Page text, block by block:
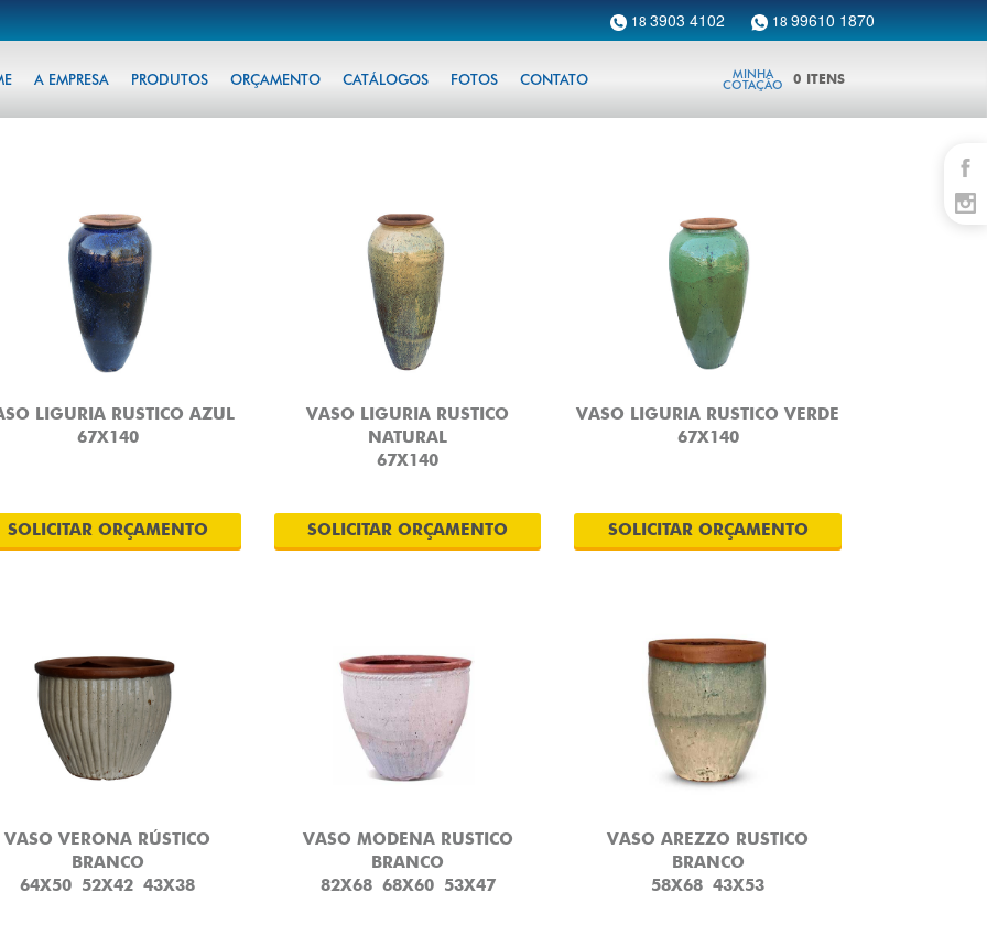
18 3903 4102 18 99610 1870
A EMPRESA PRODUTOS ORÇAMENTO CATÁLOGOS FOTOS CONTATO MINHA
COTAÇÃO 0 ITENS
LIGURIA RUSTICO AZUL
67X140
SOLICITAR ORÇAMENTO
VASO LIGURIA RUSTICO
NATURAL
67X140
SOLICITAR ORÇAMENTO
VASO LIGURIA RUSTICO VERDE
67X140
SOLICITAR ORÇAMENTO
VASO VERONA RÚSTICO
BRANCO
64X50 52X42 43X38
VASO MODENA RUSTICO
BRANCO
82X68 68X60 53X47
VASO AREZZO RUSTICO
BRANCO
58X68 43X53